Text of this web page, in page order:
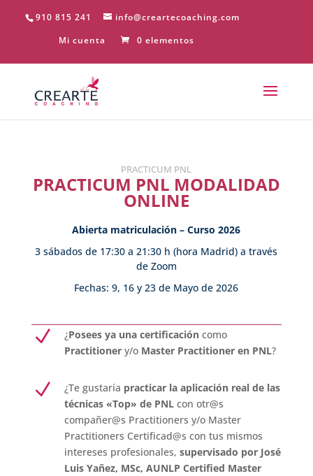
910 815 241
info@creartecoaching.com
Mi cuenta
0 elementos
PRACTICUM PNL
PRACTICUM PNL MODALIDAD
ONLINE
Abierta matriculación – Curso 2026
3 sábados de 17:30 a 21:30 h (hora Madrid) a través
de Zoom
Fechas: 9, 16 y 23 de Mayo de 2026
N ¿Posees ya una certificacióncomo
Practitionery/o Master Practitioner en PNL?
N ¿Te gustaría practicar la aplicación real de las
técnicas «Top» de PNLcon otr@s
compañer@s Practitioners y/o Master
Practitioners Certificad@s con tus mismos
intereses profesionales, supervisado por José
Luis Yañez, MSc, AUNLP Certified Master